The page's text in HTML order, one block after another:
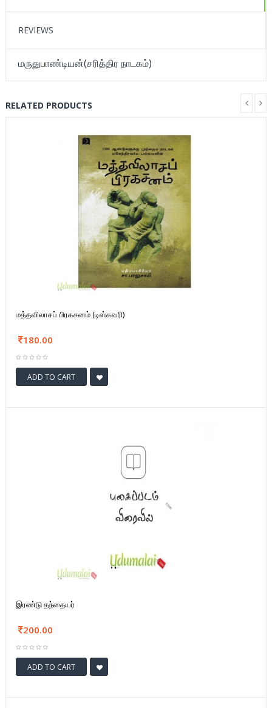
REVIEWS
மருதுபாண்டியன்(சரித்திர நாடகம்)
RELATED PRODUCTS
மத்தவிலாசப் பிரகசனம் (டிஸ்கவரி)
180.00
ADD TO CART
இரண்டு தந்தையர்
200.00
ADD TO CART